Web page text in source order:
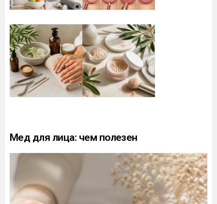
Мед для лица: чем полезен